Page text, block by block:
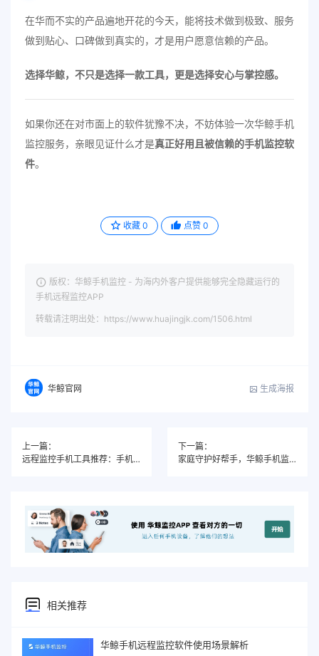
在华而不实的产品遍地开花的今天，能将技术做到极致、服务
做到贴心、口碑做到真实的，才是用户愿意信赖的产品。
选择华鲸，不只是选择一款工具，更是选择安心与掌控感。
如果你还在对市面上的软件犹豫不决，不妨体验一次华鲸手机
监控服务，亲眼见证什么才是真正好用且被信赖的手机监控软
件。
收藏 0 点赞 0
版权：华鲸手机监控 - 为海内外客户提供能够完全隐藏运行的
手机远程监控APP
转载请注明出处：https://www.huajingjk.com/1506.html
华鲸官网 生成海报
上一篇：
远程监控手机工具推荐：手机微信聊天记录同步记录
下一篇：
家庭守护好帮手，华鲸手机监控软件让家长安心无忧
相关推荐
华鲸手机远程监控软件使用场景解析